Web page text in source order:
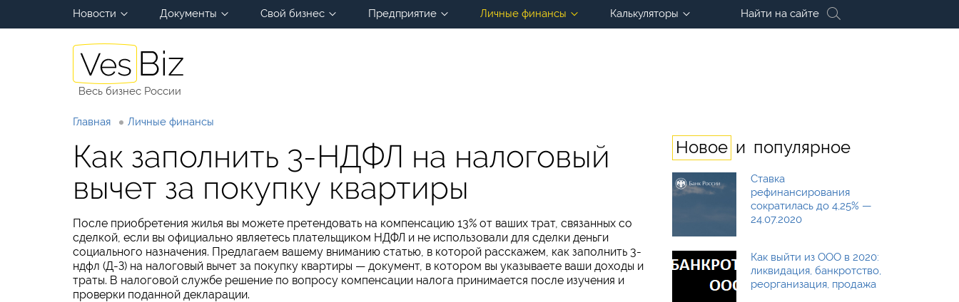
Новости Документы Свой бизнес Предприятие Личные финансы Калькуляторы Найти на сайте
Весь бизнес России
Главная Личные финансы
Как заполнить 3-НДФЛ на налоговый
вычет за покупку квартиры
После приобретения жилья вы можете претендовать на компенсацию 13% от ваших трат, связанных со
сделкой, если вы официально являетесь плательщиком НДФЛ и не использовали для сделки деньги
социального назначения. Предлагаем вашему вниманию статью, в которой расскажем, как заполнить 3-
ндфл (Д-З) на налоговый вычет за покупку квартиры — документ, в котором вы указываете ваши доходы и
траты. В налоговой службе решение по вопросу компенсации налога принимается после изучения и
проверки поданной декларации.
Новое и популярное
Ставка
рефинансирования
сократилась до 4,25% —
24.07.2020
Как выйти из ООО в 2020:
ликвидация, банкротство,
реорганизация, продажа